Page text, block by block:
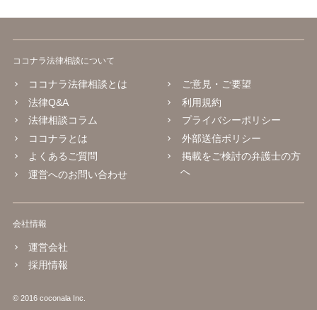
ココナラ法律相談について
ココナラ法律相談とは
法律Q&A
法律相談コラム
ココナラとは
よくあるご質問
運営へのお問い合わせ
ご意見・ご要望
利用規約
プライバシーポリシー
外部送信ポリシー
掲載をご検討の弁護士の方
へ
会社情報
運営会社
採用情報
© 2016 coconala Inc.